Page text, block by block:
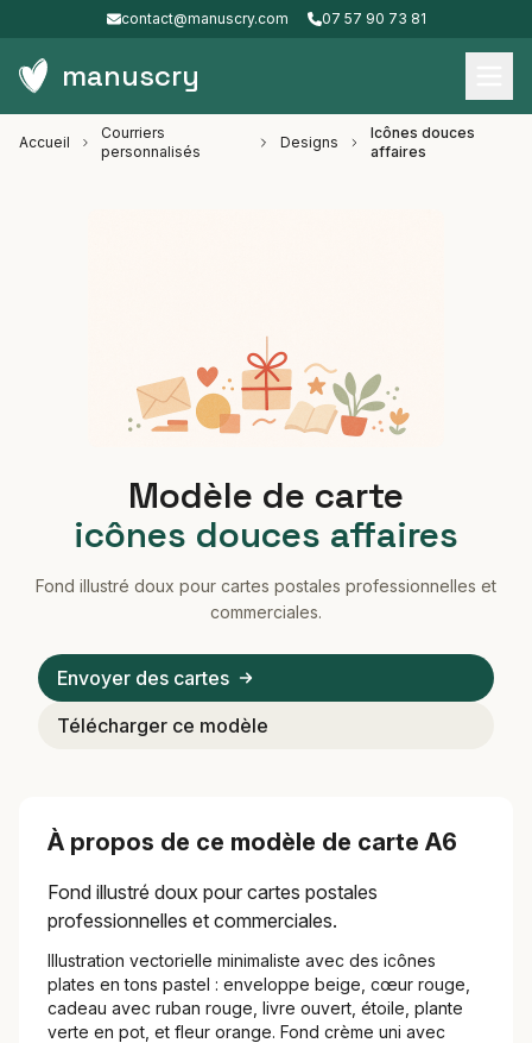
contact@manuscry.com 07 57 90 73 81
manuscry
Accueil
Courriers
personnalisés
Designs
Icônes douces
affaires
Modèle de carte
icônes douces affaires
Fond illustré doux pour cartes postales professionnelles et
commerciales.
Envoyer des cartes
Télécharger ce modèle
À propos de ce modèle de carte A6
Fond illustré doux pour cartes postales
professionnelles et commerciales.
Illustration vectorielle minimaliste avec des icônes
plates en tons pastel : enveloppe beige, cœur rouge,
cadeau avec ruban rouge, livre ouvert, étoile, plante
verte en pot, et fleur orange. Fond crème uni avec